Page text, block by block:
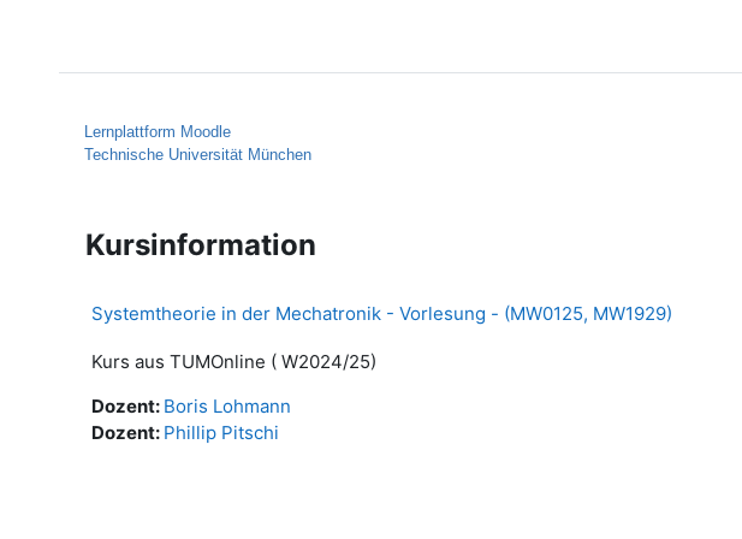
Lernplattform Moodle
Technische Universität München
Kursinformation
Systemtheorie in der Mechatronik - Vorlesung - (MW0125, MW1929)
Kurs aus TUMOnline ( W2024/25)
Dozent: Boris Lohmann
Dozent: Phillip Pitschi